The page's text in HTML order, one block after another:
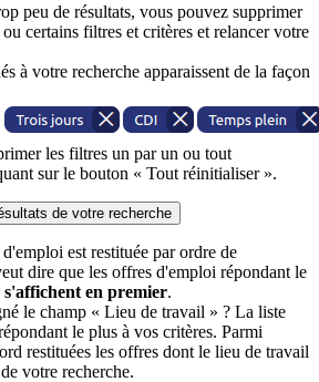
peu de résultats, vous pouvez supprimer
certains filtres et critères et relancer votre
à votre recherche apparaissent de la façon
les filtres un par un ou tout
sur le bouton « Tout réinitialiser ».
de votre recherche
est restituée par ordre de
dire que les offres d'emploi répondant le
s'affichent en premier.
le champ « Lieu de travail » ? La liste
le plus à vos critères. Parmi
restituées les offres dont le lieu de travail
votre recherche.